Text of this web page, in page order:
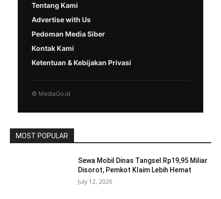
Tentang Kami
Advertise with Us
Pedoman Media Siber
Kontak Kami
Ketentuan & Kebijakan Privasi
© MediaGo.id
MOST POPULAR
Sewa Mobil Dinas Tangsel Rp19,95 Miliar
Disorot, Pemkot Klaim Lebih Hemat
July 12, 2026